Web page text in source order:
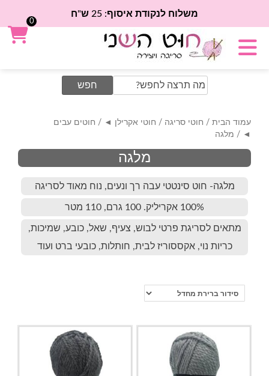
משלוח לנקודת איסוף: 25 ש"ח
Search
for:
עמוד הבית / חוטי סריגה / חוטי אקרילן ◄ / חוטים עבים
◄ / מלגה
מלגה
מלגה- חוט סינטטי עבה רך ונעים, נוח מאוד לסריגה
100% אקריליק. 100 גרם, 110 מטר
מתאים לסריגת פרטי לבוש, צעיף, שאל, כובע, שמיכות,
כריות נוי, אקססוריז לבית, חותלות, כובעי ברט ועוד
0